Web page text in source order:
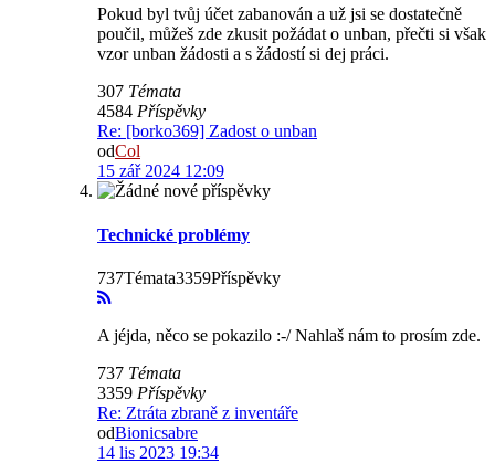
Pokud byl tvůj účet zabanován a už jsi se dostatečně
poučil, můžeš zde zkusit požádat o unban, přečti si však
vzor unban žádosti a s žádostí si dej práci.
307 Témata
4584 Příspěvky
Re: [borko369] Zadost o unban
odCol
15 zář 2024 12:09
Technické problémy
737Témata3359Příspěvky
A jéjda, něco se pokazilo :-/ Nahlaš nám to prosím zde.
737 Témata
3359 Příspěvky
Re: Ztráta zbraně z inventáře
odBionicsabre
14 lis 2023 19:34